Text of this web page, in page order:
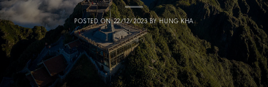
POSTED ON22/12/2023BYHUNG KHA